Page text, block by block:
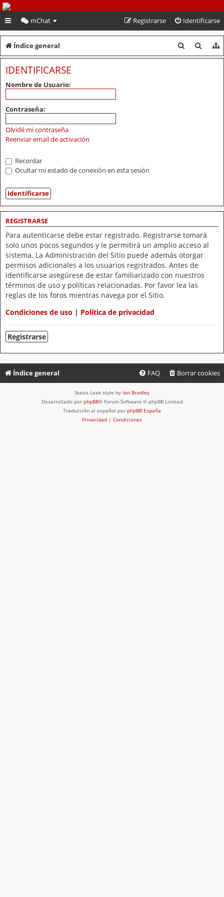
PeruVoley.com
mChat Identificarse
Registrarse
Índice general
u
u
IDENTIFICARSE
Nombre de Usuario:
Contraseña:
Olvidé mi contraseña
Reenviar email de activación
Recordar
Ocultar mi estado de conexión en esta sesión
REGISTRARSE
Para autenticarse debe estar registrado. Registrarse tomará
solo unos pocos segundos y le permitirá un amplio acceso al
sistema. La Administración del Sitio puede además otorgar
permisos adicionales a los usuarios registrados. Antes de
identificarse asegúrese de estar familiarizado con nuestros
términos de uso y políticas relacionadas. Por favor lea las
reglas de los foros mientras navega por el Sitio.
Condiciones de uso | Política de privacidad
Registrarse
Índice general Borrar cookies
FAQ
Stasis Leak style by Ian Bradley
Desarrollado por phpBB® Forum Software © phpBB Limited
Traducción al español por phpBB España
Privacidad | Condiciones